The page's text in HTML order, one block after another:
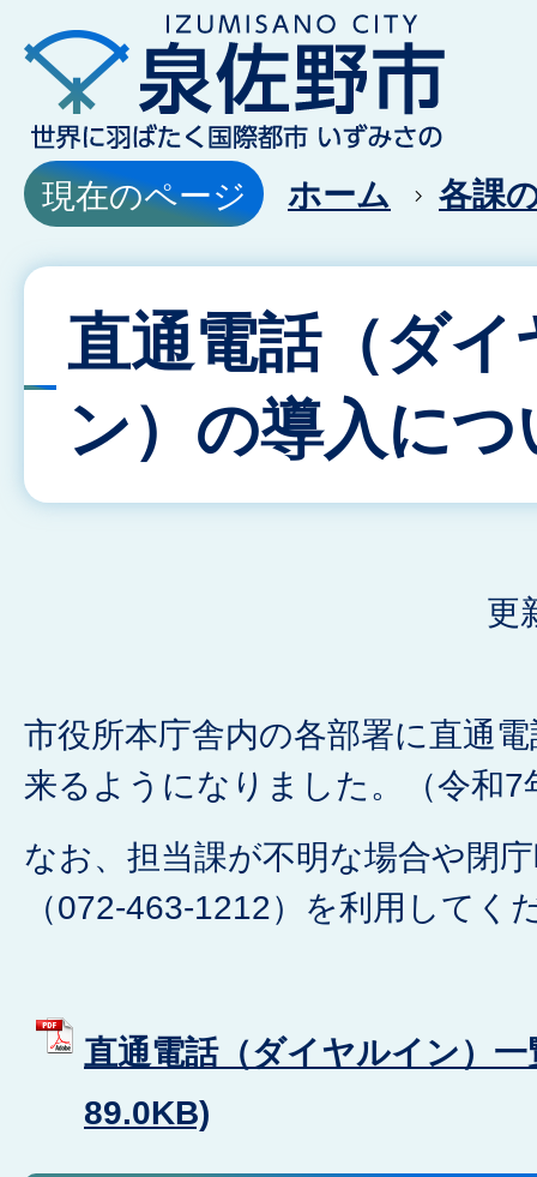
現在のページ ホーム 各課
直通電話（ダイ
ン）の導入につ
更
市役所本庁舎内の各部署に直通
来るようになりました。（令和7
なお、担当課が不明な場合や閉
（072-463-1212）を利用してく
直通電話（ダイヤルイン）
89.0KB)